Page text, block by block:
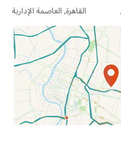
القاهرة, العاصمة الإدارية